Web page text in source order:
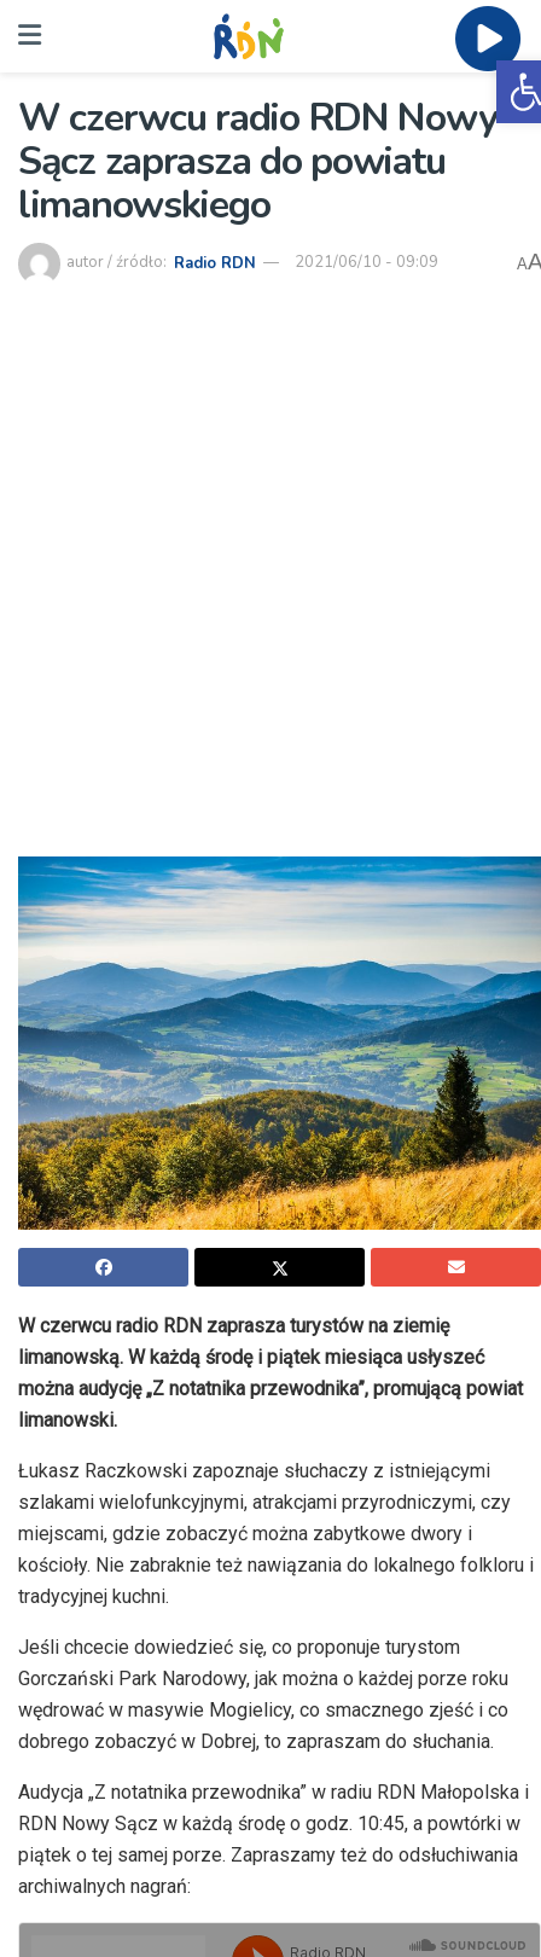
W czerwcu radio RDN Nowy
Sącz zaprasza do powiatu
limanowskiego
autor / źródło: Radio RDN 2021/06/10 - 09:09 A
W czerwcu radio RDN zaprasza turystów na ziemię
limanowską. W każdą środę i piątek miesiąca usłyszeć
można audycję „Z notatnika przewodnika”, promującą powiat
limanowski.
Łukasz Raczkowski zapoznaje słuchaczy z istniejącymi
szlakami wielofunkcyjnymi, atrakcjami przyrodniczymi, czy
miejscami, gdzie zobaczyć można zabytkowe dwory i
kościoły. Nie zabraknie też nawiązania do lokalnego folkloru i
tradycyjnej kuchni.
Jeśli chcecie dowiedzieć się, co proponuje turystom
Gorczański Park Narodowy, jak można o każdej porze roku
wędrować w masywie Mogielicy, co smacznego zjeść i co
dobrego zobaczyć w Dobrej, to zapraszam do słuchania.
Audycja „Z notatnika przewodnika” w radiu RDN Małopolska i
RDN Nowy Sącz w każdą środę o godz. 10:45, a powtórki w
piątek o tej samej porze. Zapraszamy też do odsłuchiwania
archiwalnych nagrań: